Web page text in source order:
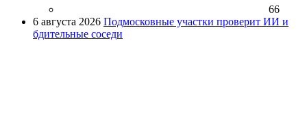
66
6 августа 2026 Подмосковные участки проверит ИИ и
бдительные соседи